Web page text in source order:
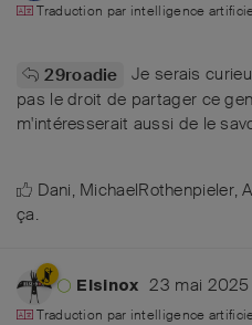
Traduction par intelligence
29roadie
Je serais
pas le droit de partager ce
m'intéresserait aussi de le
Dani, MichaelRothenpieler,
ça.
Elsinox 23 mai 2025
Traduction par intelligence